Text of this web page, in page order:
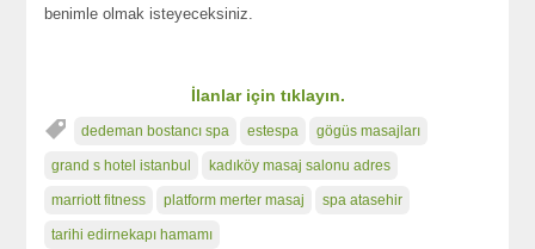
benimle olmak isteyeceksiniz.
İlanlar için tıklayın.
dedeman bostancı spa estespa gögüs masajları
grand s hotel istanbul kadıköy masaj salonu adres
marriott fitness platform merter masaj spa atasehir
tarihi edirnekapı hamamı